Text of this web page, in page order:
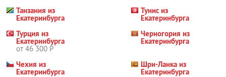
Танзания из
Екатеринбурга
Тунис из
Екатеринбурга
Турция из
Екатеринбурга
от 46 300 Р
Черногория из
Екатеринбурга
Чехия из
Екатеринбурга
Шри-Ланка из
Екатеринбурга